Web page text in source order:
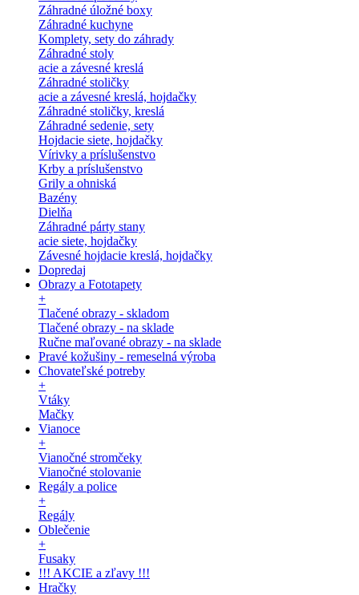
Záhradné úložné boxy
Záhradné kuchyne
Komplety, sety do záhrady
Záhradné stoly
acie a závesné kreslá
Záhradné stoličky
acie a závesné kreslá, hojdačky
Záhradné stoličky, kreslá
Záhradné sedenie, sety
Hojdacie siete, hojdačky
Vírivky a príslušenstvo
Krby a príslušenstvo
Grily a ohniská
Bazény
Dielňa
Záhradné párty stany
acie siete, hojdačky
Závesné hojdacie kreslá, hojdačky
Dopredaj
Obrazy a Fototapety
+
Tlačené obrazy - skladom
Tlačené obrazy - na sklade
Ručne maľované obrazy - na sklade
Pravé kožušiny - remeselná výroba
Chovateľské potreby
+
Vtáky
Mačky
Vianoce
+
Vianočné stromčeky
Vianočné stolovanie
Regály a police
+
Regály
Oblečenie
+
Fusaky
!!! AKCIE a zľavy !!!
Hračky